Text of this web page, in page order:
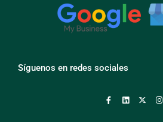
Síguenos en redes sociales